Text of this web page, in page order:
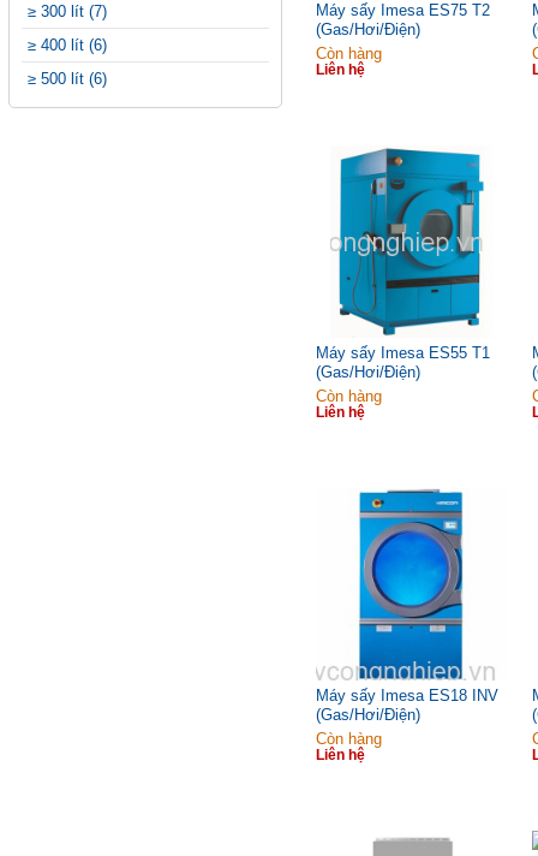
≥ 300 lít (7)
≥ 400 lít (6)
≥ 500 lít (6)
Máy sấy Imesa ES75 T2
(Gas/Hơi/Điện)
Còn hàng
Liên hệ
Máy sấy Imesa ES55 T1
(Gas/Hơi/Điện)
Còn hàng
Liên hệ
Máy sấy Imesa ES18 INV
(Gas/Hơi/Điện)
Còn hàng
Liên hệ